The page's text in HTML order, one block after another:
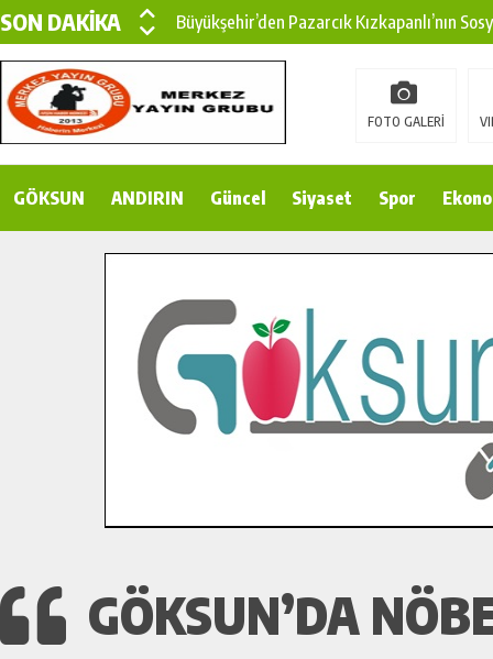
SON DAKİKA
Büyükşehir’den Pazarcık Kızkapanlı’nın
Büyükşehir’den Pazarcık Kırsalına Modern
Çin’den KSÜ’ye Uluslararası Başarı:
Gençler Pusula Maraş Kampında Yeni
İlçe Jandarma Komutanı Karakaya’dan
Bertiz’in Yeni Köprüsünde Sona Doğru.
FOTO GALERİ
GÖKSUN ANDIRIN Güncel Siyaset Spor
GÖKSUN’DA